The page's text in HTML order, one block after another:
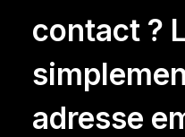
contact ?
adresse